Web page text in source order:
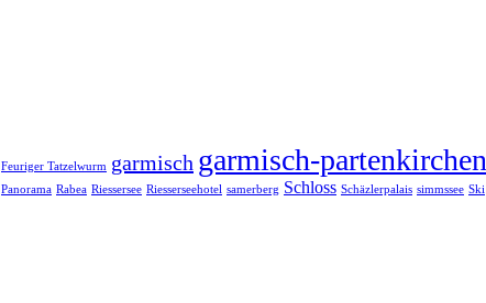
Feuriger Tatzelwurm garmisch garmisch-partenkirchen
Panorama Rabea Riessersee Riesserseehotel samerberg Schloss Schäzlerpalais simmssee Ski